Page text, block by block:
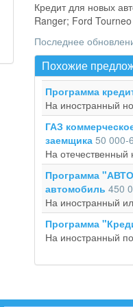
Кредит для новых
Ranger; Ford
Последнее
Похожие
Программа
На иностранный
ГАЗ
заемщика 50
На отечественный
Программа
автомобиль 450
На иностранный
Программа
На иностранный